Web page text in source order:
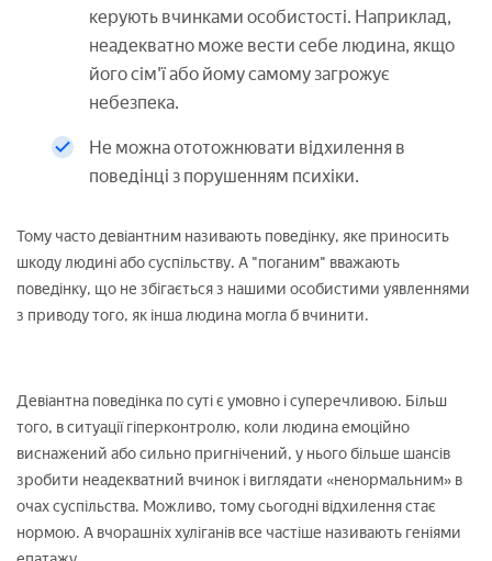
керують вчинками особистості. Наприклад,
неадекватно може вести себе людина, якщо
його сім'ї або йому самому загрожує
небезпека.
Не можна ототожнювати відхилення в
поведінці з порушенням психіки.
Тому часто девіантним називають поведінку, яке приносить
шкоду людині або суспільству. А "поганим" вважають
поведінку, що не збігається з нашими особистими уявленнями
з приводу того, як інша людина могла б вчинити.
Девіантна поведінка по суті є умовно і суперечливою. Більш
того, в ситуації гіперконтролю, коли людина емоційно
виснажений або сильно пригнічений, у нього більше шансів
зробити неадекватний вчинок і виглядати «ненормальним» в
очах суспільства. Можливо, тому сьогодні відхилення стає
нормою. А вчорашніх хуліганів все частіше називають геніями